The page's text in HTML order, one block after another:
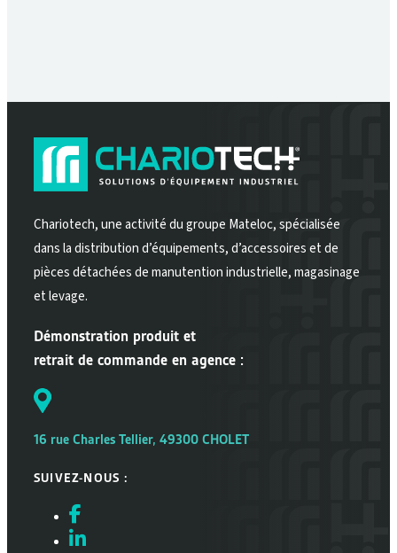
Chariotech, une activité du groupe Mateloc, spécialisée
dans la distribution d’équipements, d’accessoires et de
pièces détachées de manutention industrielle, magasinage
et levage.
Démonstration produit et
retrait de commande en agence :
16 rue Charles Tellier, 49300 CHOLET
SUIVEZ-NOUS :